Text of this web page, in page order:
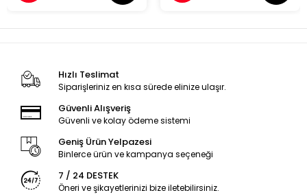
Hızlı Teslimat
Siparişleriniz en kısa sürede elinize ulaşır.
Güvenli Alışveriş
Güvenli ve kolay ödeme sistemi
Geniş Ürün Yelpazesi
Binlerce ürün ve kampanya seçeneği
7 / 24 DESTEK
Öneri ve şikayetlerinizi bize iletebilirsiniz.